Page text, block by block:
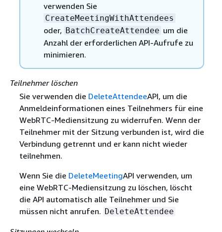
verwenden Sie
CreateMeetingWithAttendees
oder, BatchCreateAttendee um die
Anzahl der erforderlichen API-Aufrufe zu
minimieren.
Teilnehmer löschen
Sie verwenden die DeleteAttendeeAPI, um die
Anmeldeinformationen eines Teilnehmers für eine
WebRTC-Mediensitzung zu widerrufen. Wenn der
Teilnehmer mit der Sitzung verbunden ist, wird die
Verbindung getrennt und er kann nicht wieder
teilnehmen.
Wenn Sie die DeleteMeetingAPI verwenden, um
eine WebRTC-Mediensitzung zu löschen, löscht
die API automatisch alle Teilnehmer und Sie
müssen nicht anrufen. DeleteAttendee